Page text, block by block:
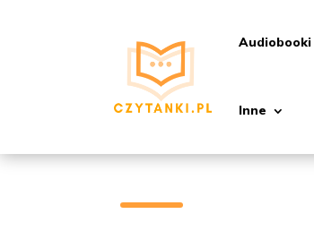
Audiobooki
Inne